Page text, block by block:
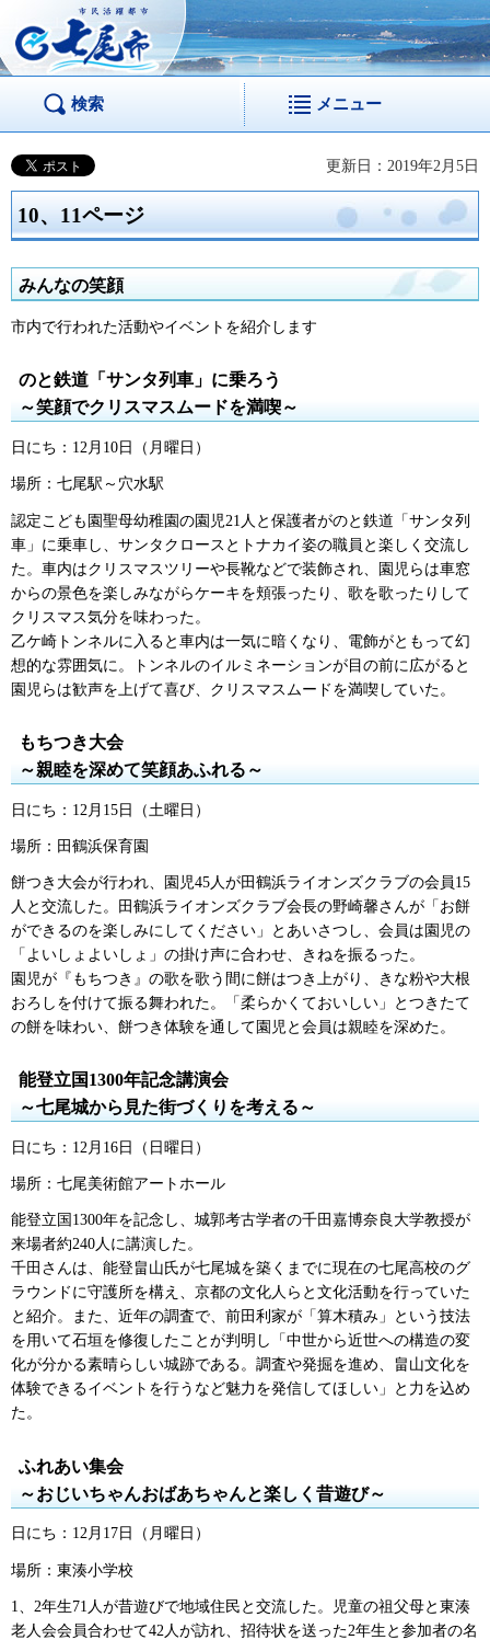
市民活躍都市 七尾
市
検索 メニュー
更新日：2019年2月5日
10、11ページ
みんなの笑顔
市内で行われた活動やイベントを紹介します
のと鉄道「サンタ列車」に乗ろう
～笑顔でクリスマスムードを満喫～
日にち：12月10日（月曜日）
場所：七尾駅～穴水駅
認定こども園聖母幼稚園の園児21人と保護者がのと鉄道「サンタ列
車」に乗車し、サンタクロースとトナカイ姿の職員と楽しく交流し
た。車内はクリスマスツリーや長靴などで装飾され、園児らは車窓
からの景色を楽しみながらケーキを頬張ったり、歌を歌ったりして
クリスマス気分を味わった。
乙ケ崎トンネルに入ると車内は一気に暗くなり、電飾がともって幻
想的な雰囲気に。トンネルのイルミネーションが目の前に広がると
園児らは歓声を上げて喜び、クリスマスムードを満喫していた。
もちつき大会
～親睦を深めて笑顔あふれる～
日にち：12月15日（土曜日）
場所：田鶴浜保育園
餅つき大会が行われ、園児45人が田鶴浜ライオンズクラブの会員15
人と交流した。田鶴浜ライオンズクラブ会長の野崎馨さんが「お餅
ができるのを楽しみにしてください」とあいさつし、会員は園児の
「よいしょよいしょ」の掛け声に合わせ、きねを振るった。
園児が『もちつき』の歌を歌う間に餅はつき上がり、きな粉や大根
おろしを付けて振る舞われた。「柔らかくておいしい」とつきたて
の餅を味わい、餅つき体験を通して園児と会員は親睦を深めた。
能登立国1300年記念講演会
～七尾城から見た街づくりを考える～
日にち：12月16日（日曜日）
場所：七尾美術館アートホール
能登立国1300年を記念し、城郭考古学者の千田嘉博奈良大学教授が
来場者約240人に講演した。
千田さんは、能登畠山氏が七尾城を築くまでに現在の七尾高校のグ
ラウンドに守護所を構え、京都の文化人らと文化活動を行っていた
と紹介。また、近年の調査で、前田利家が「算木積み」という技法
を用いて石垣を修復したことが判明し「中世から近世への構造の変
化が分かる素晴らしい城跡である。調査や発掘を進め、畠山文化を
体験できるイベントを行うなど魅力を発信してほしい」と力を込め
た。
ふれあい集会
～おじいちゃんおばあちゃんと楽しく昔遊び～
日にち：12月17日（月曜日）
場所：東湊小学校
1、2年生71人が昔遊びで地域住民と交流した。児童の祖父母と東湊
老人会会員合わせて42人が訪れ、招待状を送った2年生と参加者の名